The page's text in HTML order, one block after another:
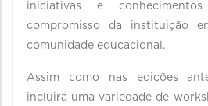
iniciativas e
compromisso da instituição
comunidade educacional.
Assim como nas edições
incluirá uma variedade de